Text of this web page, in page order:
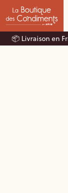
📦 Livraison en